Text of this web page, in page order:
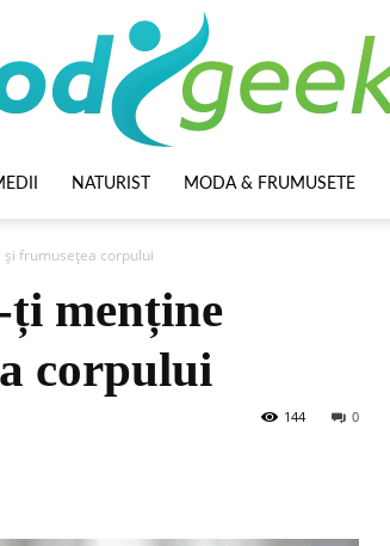
NATURIST MODA & FRUMUSETE
frumusețea corpului
menține
corpului
0
144